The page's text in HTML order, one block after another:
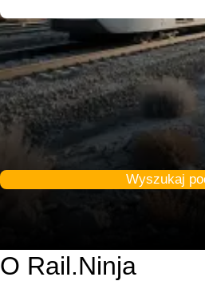
Wyszukaj
O Rail.Ninja